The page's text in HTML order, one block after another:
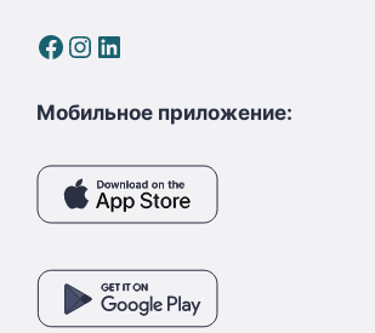
Facebook
Instagram
LinkedIn
Мобильное приложение: